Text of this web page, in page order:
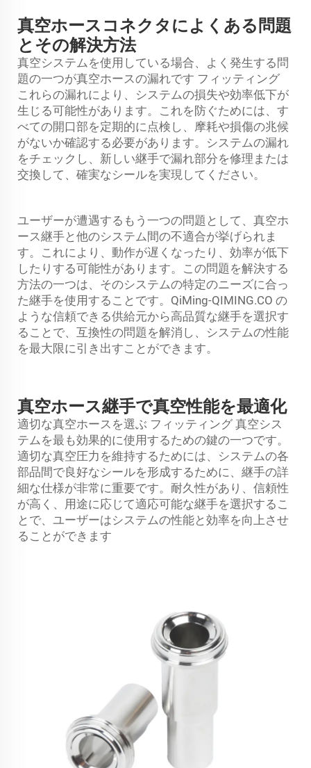
真空ホースコネクタによくある問題
とその解決方法
真空システムを使用している場合、よく発生する問
題の一つが真空ホースの漏れです フィッティング
これらの漏れにより、システムの損失や効率低下が
生じる可能性があります。これを防ぐためには、す
べての開口部を定期的に点検し、摩耗や損傷の兆候
がないか確認する必要があります。システムの漏れ
をチェックし、新しい継手で漏れ部分を修理または
交換して、確実なシールを実現してください。
ユーザーが遭遇するもう一つの問題として、真空ホ
ース継手と他のシステム間の不適合が挙げられま
す。これにより、動作が遅くなったり、効率が低下
したりする可能性があります。この問題を解決する
方法の一つは、そのシステムの特定のニーズに合っ
た継手を使用することです。QiMing-QIMING.CO の
ような信頼できる供給元から高品質な継手を選択す
ることで、互換性の問題を解消し、システムの性能
を最大限に引き出すことができます。
真空ホース継手で真空性能を最適化
適切な真空ホースを選ぶ フィッティング 真空シス
テムを最も効果的に使用するための鍵の一つです。
適切な真空圧力を維持するためには、システムの各
部品間で良好なシールを形成するために、継手の詳
細な仕様が非常に重要です。耐久性があり、信頼性
が高く、用途に応じて適応可能な継手を選択するこ
とで、ユーザーはシステムの性能と効率を向上させ
ることができます